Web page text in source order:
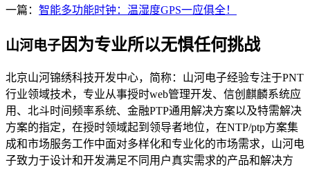
一篇： 智能多功能时钟：温湿度GPS一应俱全！
山河电子因为专业所以无惧任何挑战
北京山河锦绣科技开发中心，简称：山河电子经验专注于PNT
行业领域技术，专业从事授时web管理开发、信创麒麟系统应
用、北斗时间频率系统、金融PTP通用解决方案以及特需解决
方案的指定，在授时领域起到领导者地位，在NTP/ptp方案集
成和市场服务工作中面对多样化和专业化的市场需求，山河电
子致力于设计和开发满足不同用户真实需求的产品和解决方